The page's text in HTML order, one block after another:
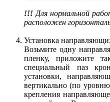
!!! Для нормальной
расположен
Установка
Возьмите одну
пленку, приложите
специальный паз
установки,
вертикально (по
крепления